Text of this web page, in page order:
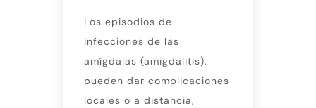
Los episodios de
infecciones de las
amígdalas (amigdalitis),
pueden dar complicaciones
locales o a distancia,